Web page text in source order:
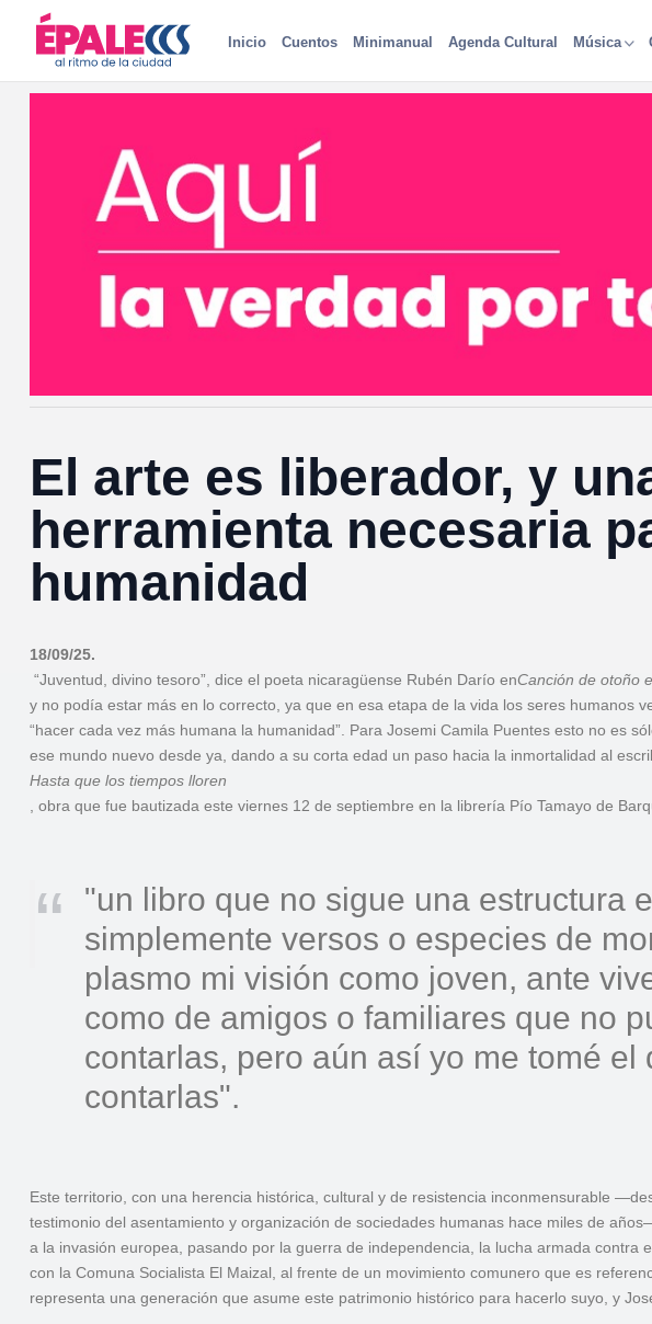
Inicio Cuentos Minimanual Agenda Cultural Música
El arte es liberador, y
herramienta necesaria
humanidad
18/09/25.
“Juventud, divino tesoro”, dice el poeta nicaragüense Rubén Darío enCanción de otoño
y no podía estar más en lo correcto, ya que en esa etapa de la vida los seres humanos
“hacer cada vez más humana la humanidad”. Para Josemi Camila Puentes esto no es
ese mundo nuevo desde ya, dando a su corta edad un paso hacia la inmortalidad al
Hasta que los tiempos lloren
, obra que fue bautizada este viernes 12 de septiembre en la librería Pío Tamayo de
"un libro que no sigue una estructura
simplemente versos o especies de
plasmo mi visión como joven, ante
como de amigos o familiares que no
contarlas, pero aún así yo me tomé el
contarlas".
Este territorio, con una herencia histórica, cultural y de resistencia inconmensurable
testimonio del asentamiento y organización de sociedades humanas hace miles de
a la invasión europea, pasando por la guerra de independencia, la lucha armada contra
con la Comuna Socialista El Maizal, al frente de un movimiento comunero que es
representa una generación que asume este patrimonio histórico para hacerlo suyo, y